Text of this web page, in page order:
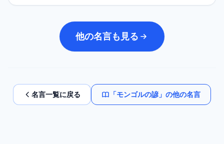
他の名言も見る
名言一覧に戻る 「モンゴルの諺 」の他の名言